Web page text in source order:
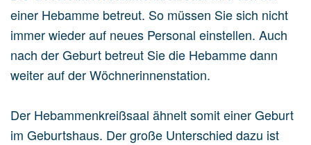
einer Hebamme betreut. So müssen Sie sich nicht
immer wieder auf neues Personal einstellen. Auch
nach der Geburt betreut Sie die Hebamme dann
weiter auf der Wöchnerinnenstation.
Der Hebammenkreißsaal ähnelt somit einer Geburt
im Geburtshaus. Der große Unterschied dazu ist